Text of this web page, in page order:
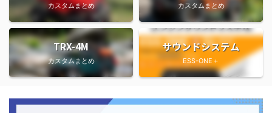
カスタムまとめ カスタムまとめ
TRX-4M
カスタムまとめ
サウンドシステム
ESS-ONE＋